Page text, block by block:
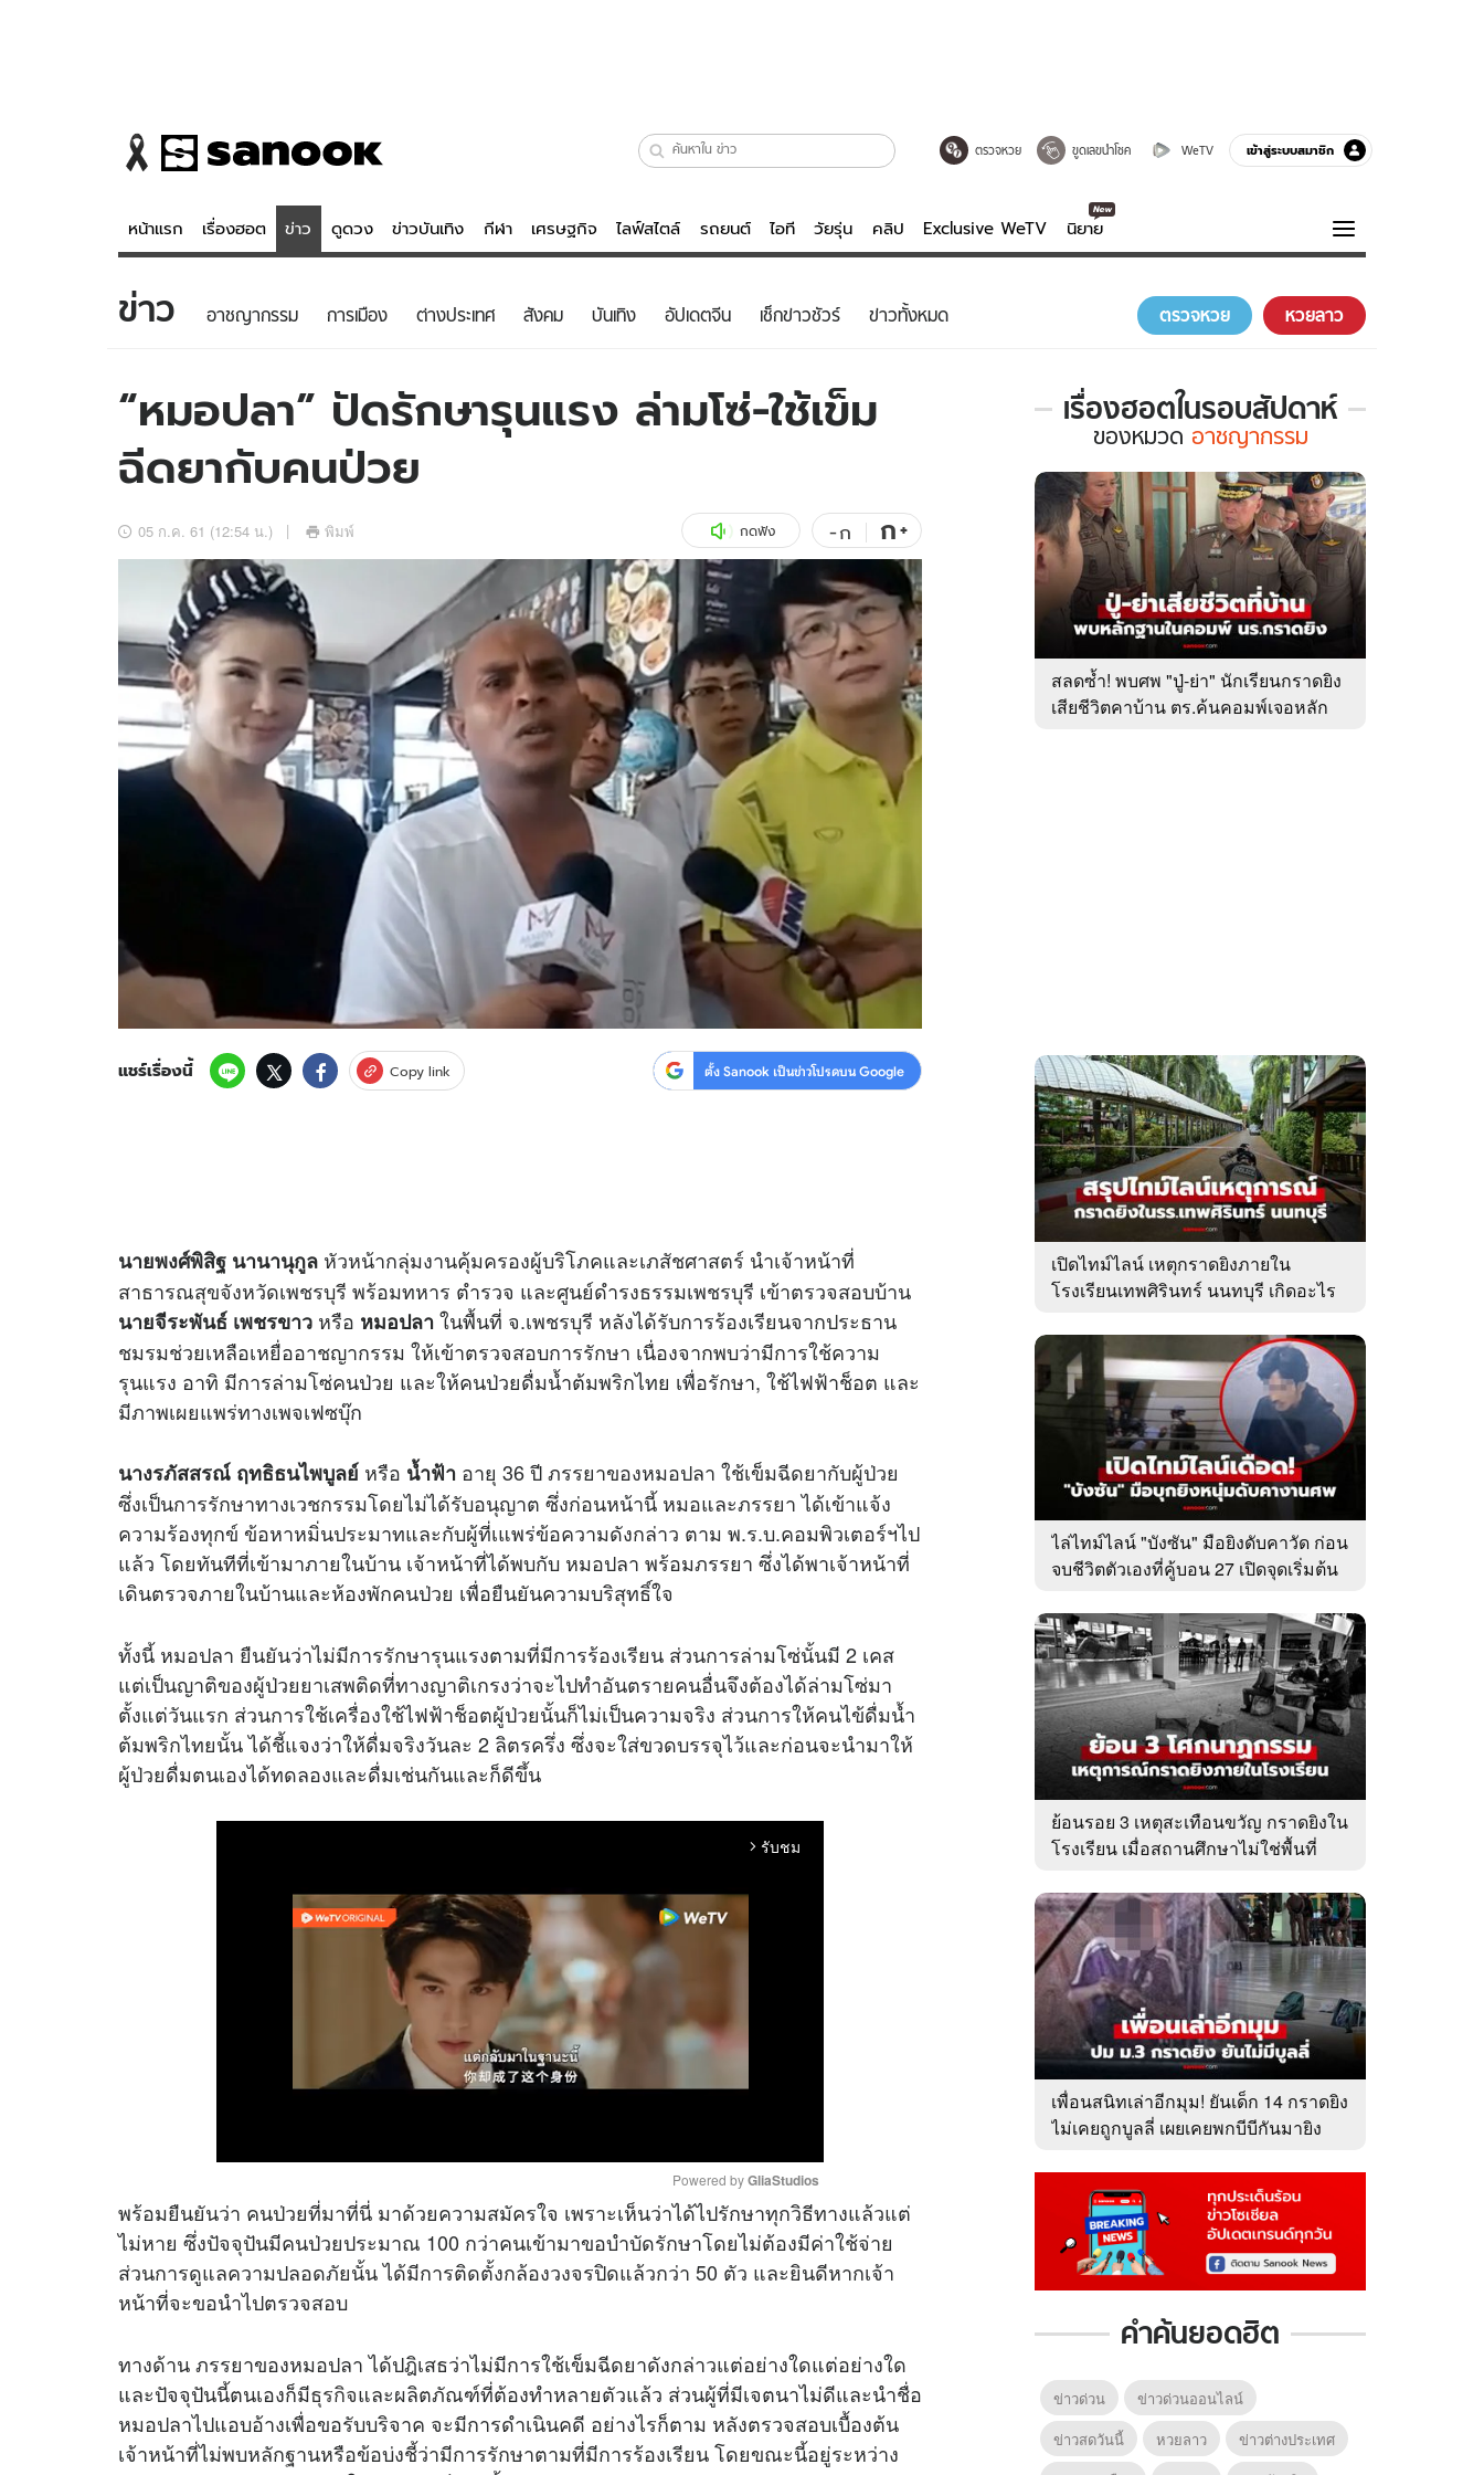
ตรวจหวย ขูดเลขนำโชค WeTV เข้าสู่ระบบสมาชิก
หน้าแรก เรื่องฮอต ข่าว ดูดวง ข่าวบันเทิง กีฬา เศรษฐกิจ ไลฟ์สไตล์ รถยนต์ ไอที วัยรุ่น คลิป Exclusive WeTV นิยาย
ข่าว
ข่าวบันเทิง
ข่าวกีฬา
ข่าวเศรษฐกิจ
อัปเดตจีน
เช็กข่าวชัวร์
ดูดวง - ตรวจหวย
สถิติหวยไทย
หวยลาว
ไลฟ์สไตล์
วัยรุ่น
สุขภาพ
เที่ยว-กิน
Tasteful Thailand
Sanook Choice
บันเทิงครบรส
ดูทีวี
WeTV
Exclusive WeTV
นิยาย
ความรู้รอบตัว
ฮาวทู
ดาวน์โหลดสนุกแอปฟรี ติดตามสนุกโซเชียลได้ที่
2569 บริษัท อิมเมจ ฟิวเจอร์ (ประเทศไทย) จำกัด
ข่าว อาชญากรรม การเมือง ต่างประเทศ สังคม บันเทิง อัปเดตจีน เช็กข่าวชัวร์ ข่าวทั้งหมด ตรวจหวย หวยลาว
“หมอปลา” ปัดรักษารุนแรง ล่ามโซ่-ใช้เข็ม
ฉีดยากับคนป่วย
05 ก.ค. 61 (12:54 น.) พิมพ์ กดฟัง -ก ก+
แชร์เรื่องนี้ Copy link ตั้ง Sanook เป็นข่าวโปรดบน Google
นายพงศ์พิสิฐ นานานุกูล หัวหน้ากลุ่มงานคุ้มครองผู้บริโภคและเภสัชศาสตร์ นำเจ้าหน้าที่
สาธารณสุขจังหวัดเพชรบุรี พร้อมทหาร ตำรวจ และศูนย์ดำรงธรรมเพชรบุรี เข้าตรวจสอบบ้าน
นายจีระพันธ์ เพชรขาว หรือ หมอปลาในพื้นที่ จ.เพชรบุรี หลังได้รับการร้องเรียนจากประธาน
ชมรมช่วยเหลือเหยื่ออาชญากรรม ให้เข้าตรวจสอบการรักษา เนื่องจากพบว่ามีการใช้ความ
รุนแรง อาทิ มีการล่ามโซ่คนป่วย และให้คนป่วยดื่มน้ำต้มพริกไทย เพื่อรักษา, ใช้ไฟฟ้าช็อต และ
มีภาพเผยแพร่ทางเพจเฟซบุ๊ก
นางรภัสสรณ์ ฤทธิธนไพบูลย์ หรือ น้ำฟ้า อายุ 36 ปี ภรรยาของหมอปลา ใช้เข็มฉีดยากับผู้ป่วย
ซึ่งเป็นการรักษาทางเวชกรรมโดยไม่ได้รับอนุญาต ซึ่งก่อนหน้านี้ หมอและภรรยา ได้เข้าแจ้ง
ความร้องทุกข์ ข้อหาหมิ่นประมาทและกับผู้ที่เแพร่ข้อความดังกล่าว ตาม พ.ร.บ.คอมพิวเตอร์ฯไป
แล้ว โดยทันทีที่เข้ามาภายในบ้าน เจ้าหน้าที่ได้พบกับ หมอปลา พร้อมภรรยา ซึ่งได้พาเจ้าหน้าที่
เดินตรวจภายในบ้านและห้องพักคนป่วย เพื่อยืนยันความบริสุทธิ์ใจ
ทั้งนี้ หมอปลา ยืนยันว่าไม่มีการรักษารุนแรงตามที่มีการร้องเรียน ส่วนการล่ามโซ่นั้นมี 2 เคส
แต่เป็นญาติของผู้ป่วยยาเสพติดที่ทางญาติเกรงว่าจะไปทำอันตรายคนอื่นจึงต้องได้ล่ามโซ่มา
ตั้งแต่วันแรก ส่วนการใช้เครื่องใช้ไฟฟ้าช็อตผู้ป่วยนั้นก็ไม่เป็นความจริง ส่วนการให้คนไข้ดื่มน้ำ
ต้มพริกไทยนั้น ได้ชี้แจงว่าให้ดื่มจริงวันละ 2 ลิตรครึ่ง ซึ่งจะใส่ขวดบรรจุไว้และก่อนจะนำมาให้
ผู้ป่วยดื่มตนเองได้ทดลองและดื่มเช่นกันและก็ดีขึ้น
arrow_forward_ios รับชม
M
u
Powered by GliaStudios
พร้อมยืนยันว่า คนป่วยที่มาที่นี่ มาด้วยความสมัครใจ เพราะเห็นว่าได้ไปรักษาทุกวิธีทางแล้วแต่
ไม่หาย ซึ่งปัจจุปันมีคนป่วยประมาณ 100 กว่าคนเข้ามาขอบำบัดรักษาโดยไม่ต้องมีค่าใช้จ่าย
ส่วนการดูแลความปลอดภัยนั้น ได้มีการติดตั้งกล้องวงจรปิดแล้วกว่า 50 ตัว และยินดีหากเจ้า
หน้าที่จะขอนำไปตรวจสอบ
ทางด้าน ภรรยาของหมอปลา ได้ปฎิเสธว่าไม่มีการใช้เข็มฉีดยาดังกล่าวแต่อย่างใดแต่อย่างใด
และปัจจุปันนี้ตนเองก็มีธุรกิจและผลิตภัณฑ์ที่ต้องทำหลายตัวแล้ว ส่วนผู้ที่มีเจตนาไม่ดีและนำชื่อ
หมอปลาไปแอบอ้างเพื่อขอรับบริจาค จะมีการดำเนินคดี อย่างไรก็ตาม หลังตรวจสอบเบื้องต้น
เจ้าหน้าที่ไม่พบหลักฐานหรือข้อบ่งชี้ว่ามีการรักษาตามที่มีการร้องเรียน โดยขณะนี้อยู่ระหว่าง
เรื่องฮอตในรอบสัปดาห์
เรื่อง
ใน
รอบ
สัปดาห์
ของ
หมวด
อาชญากรรม
ของหมวด อาชญากรรม
สลดซ้ำ! พบศพ "ปู่-ย่า" นักเรียนกราดยิง
เสียชีวิตคาบ้าน ตร.ค้นคอมพ์เจอหลัก
เปิดไทม์ไลน์ เหตุกราดยิงภายใน
โรงเรียนเทพศิรินทร์ นนทบุรี เกิดอะไร
ไล่ไทม์ไลน์ "บังซัน" มือยิงดับคาวัด ก่อน
จบชีวิตตัวเองที่คู้บอน 27 เปิดจุดเริ่มต้น
ย้อนรอย 3 เหตุสะเทือนขวัญ กราดยิงใน
โรงเรียน เมื่อสถานศึกษาไม่ใช่พื้นที่
เพื่อนสนิทเล่าอีกมุม! ยันเด็ก 14 กราดยิง
ไม่เคยถูกบูลลี่ เผยเคยพกบีบีกันมายิง
คำค้นยอดฮิต
ข่าวด่วน
ข่าวด่วนออนไลน์
ข่าวสดวันนี้
หวยลาว
ข่าวต่างประเทศ